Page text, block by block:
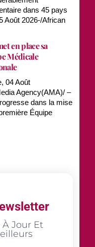
dans 45 pays
Août 2026-/African
en place sa
Médicale
04 Août
Agency(AMA)/ –
dans la mise
Équipe
À Jour Et